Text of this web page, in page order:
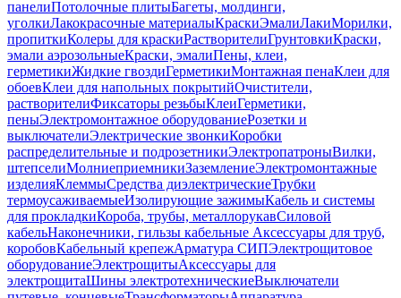
панелиПотолочные плитыБагеты, молдинги,
уголкиЛакокрасочные материалыКраскиЭмалиЛакиМорилки,
пропиткиКолеры для краскиРастворителиГрунтовкиКраски,
эмали аэрозольныеКраски, эмалиПены, клеи,
герметикиЖидкие гвоздиГерметикиМонтажная пенаКлеи для
обоевКлеи для напольных покрытийОчистители,
растворителиФиксаторы резьбыКлеиГерметики,
пеныЭлектромонтажное оборудованиеРозетки и
выключателиЭлектрические звонкиКоробки
распределительные и подрозетникиЭлектропатроныВилки,
штепселиМолниеприемникиЗаземлениеЭлектромонтажные
изделияКлеммыСредства диэлектрическиеТрубки
термоусаживаемыеИзолирующие зажимыКабель и системы
для прокладкиКороба, трубы, металлорукавСиловой
кабельНаконечники, гильзы кабельные Аксессуары для труб,
коробовКабельный крепежАрматура СИПЭлектрощитовое
оборудованиеЭлектрощитыАксессуары для
электрощитаШины электротехническиеВыключатели